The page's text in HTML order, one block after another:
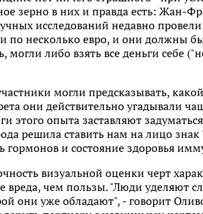
зерно в них и правда есть: Жан-
исследований недавно
по несколько евро, и они должны
могли либо взять все деньги себе
могли предсказывать,
они действительно угадывали
этого опыта заставляют
решила ставить нам на лицо знак
гормонов и состояние здоровья
визуальной оценки черт
вреда, чем пользы. "Люди уделяют
они уже обладают", - говорит